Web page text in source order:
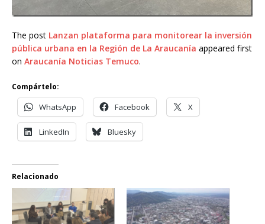
The post Lanzan plataforma para monitorear la inversión
pública urbana en la Región de La Araucanía appeared first
on Araucanía Noticias Temuco.
Compártelo:
WhatsApp Facebook X
LinkedIn Bluesky
Relacionado